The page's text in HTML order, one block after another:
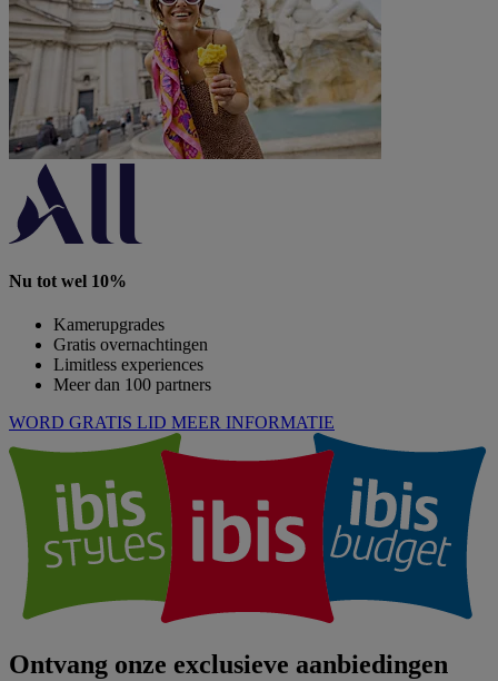
Nu tot wel 10%
Kamerupgrades
Gratis overnachtingen
Limitless experiences
Meer dan 100 partners
WORD GRATIS LID MEER INFORMATIE
Ontvang onze exclusieve aanbiedingen